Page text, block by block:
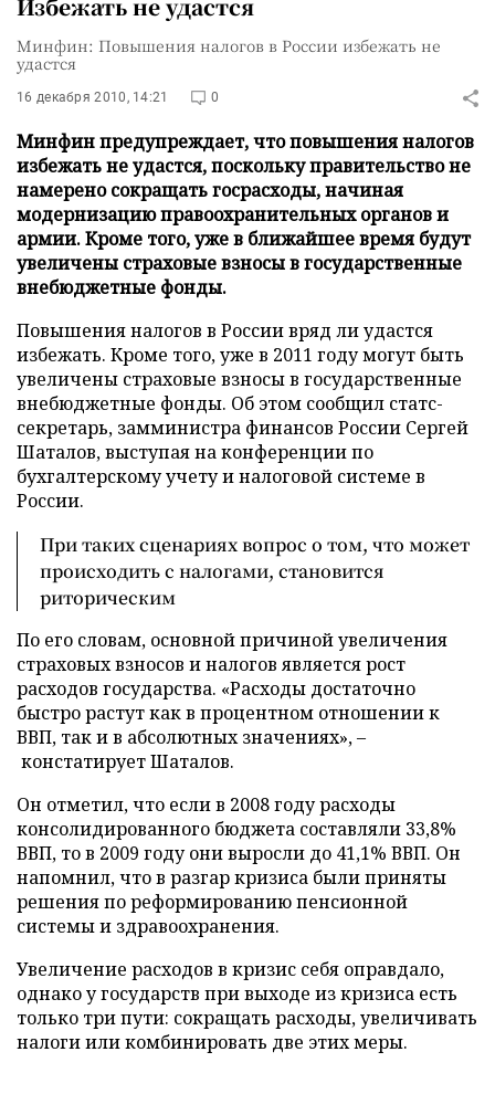
Избежать не удастся
Минфин: Повышения налогов в России избежать не
удастся
16 декабря 2010, 14:21 0
Минфин предупреждает, что повышения налогов
избежать не удастся, поскольку правительство не
намерено сокращать госрасходы, начиная
модернизацию правоохранительных органов и
армии. Кроме того, уже в ближайшее время будут
увеличены страховые взносы в государственные
внебюджетные фонды.
Повышения налогов в России вряд ли удастся
избежать. Кроме того, уже в 2011 году могут быть
увеличены страховые взносы в государственные
внебюджетные фонды. Об этом сообщил статс-
секретарь, замминистра финансов России Сергей
Шаталов, выступая на конференции по
бухгалтерскому учету и налоговой системе в
России.
При таких сценариях вопрос о том, что может
происходить с налогами, становится
риторическим
По его словам, основной причиной увеличения
страховых взносов и налогов является рост
расходов государства. «Расходы достаточно
быстро растут как в процентном отношении к
ВВП, так и в абсолютных значениях»,–
констатирует Шаталов.
Он отметил, что если в 2008 году расходы
консолидированного бюджета составляли 33,8%
ВВП, то в 2009 году они выросли до 41,1% ВВП. Он
напомнил, что в разгар кризиса были приняты
решения по реформированию пенсионной
системы и здравоохранения.
Увеличение расходов в кризис себя оправдало,
однако у государств при выходе из кризиса есть
только три пути: сокращать расходы, увеличивать
налоги или комбинировать две этих меры.